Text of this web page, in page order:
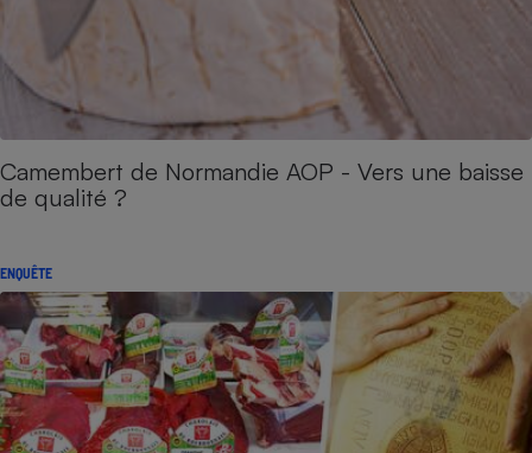
Camembert de Normandie AOP - Vers une baisse
de qualité ?
ENQUÊTE